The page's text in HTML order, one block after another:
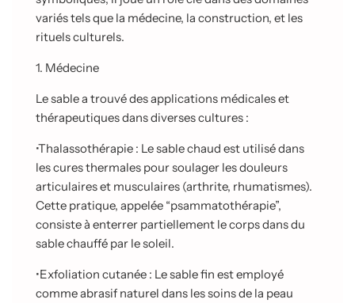
u
r
s
variés tels que la médecine, la construction, et les
rituels culturels.
1. Médecine
Le sable a trouvé des applications médicales et
thérapeutiques dans diverses cultures :
•Thalassothérapie : Le sable chaud est utilisé dans
les cures thermales pour soulager les douleurs
articulaires et musculaires (arthrite, rhumatismes).
Cette pratique, appelée “psammatothérapie”,
consiste à enterrer partiellement le corps dans du
sable chauffé par le soleil.
•Exfoliation cutanée : Le sable fin est employé
comme abrasif naturel dans les soins de la peau